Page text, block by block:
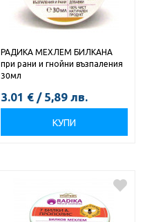
РАДИКА МЕХЛЕМ БИЛКАНА
при рани и гнойни възпаления
30мл
3.01 € / 5,89 лв.
КУПИ